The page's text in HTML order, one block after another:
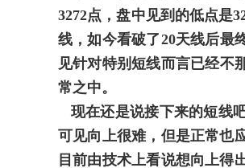
3272点，盘中见到的低点是
线，如今看破了20天线后最
见针对特别短线而言已经不
常之中。
现在还是说接下来的短线
可见向上很难，但是正常也
目前由技术上看说想向上得